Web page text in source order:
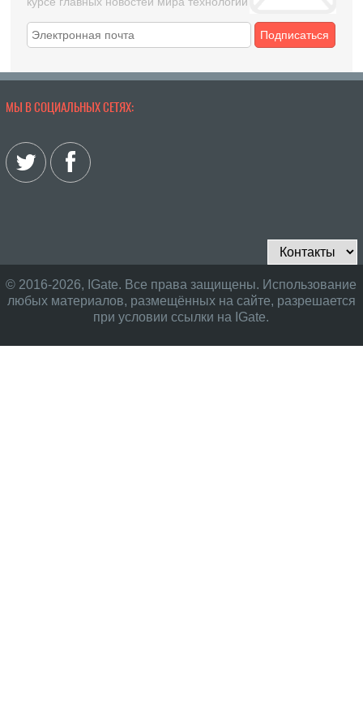
Подписаться
МЫ В СОЦИАЛЬНЫХ СЕТЯХ:
© 2016-2026, IGate. Все права защищены. Использование
любых материалов, размещённых на сайте, разрешается
при условии ссылки на IGate.